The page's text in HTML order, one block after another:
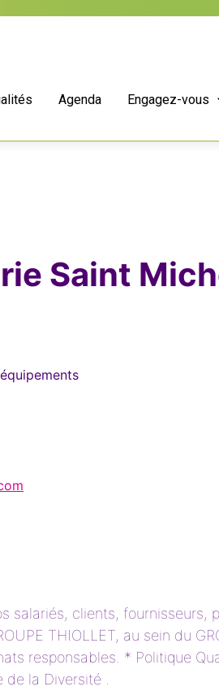
Agenda Engagez-vous
Saint
clients,
THIOLLET, au sein du
responsables. * Politique
la Diversité .